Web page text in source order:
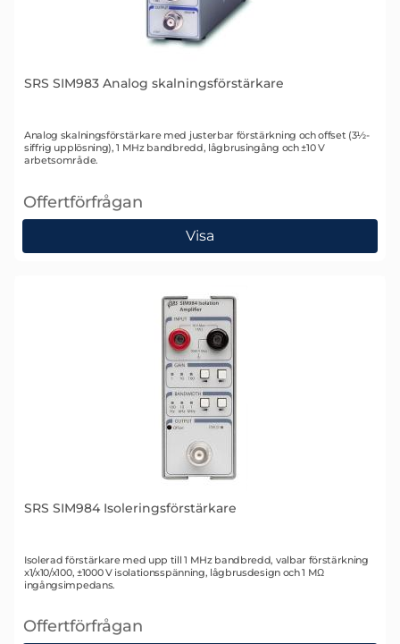
SRS SIM983 Analog skalningsförstärkare
Art. nr 1433
Analog skalningsförstärkare med justerbar förstärkning och offset (3½-
siffrig upplösning), 1 MHz bandbredd, lågbrusingång och ±10 V
arbetsområde.
Offertförfrågan
, SRS SIM983 Analog skalningsförstärkare
Visa
SRS SIM984 Isoleringsförstärkare
Art. nr 1772
Isolerad förstärkare med upp till 1 MHz bandbredd, valbar förstärkning
x1/x10/x100, ±1000 V isolationsspänning, lågbrusdesign och 1 MΩ
ingångsimpedans.
Offertförfrågan